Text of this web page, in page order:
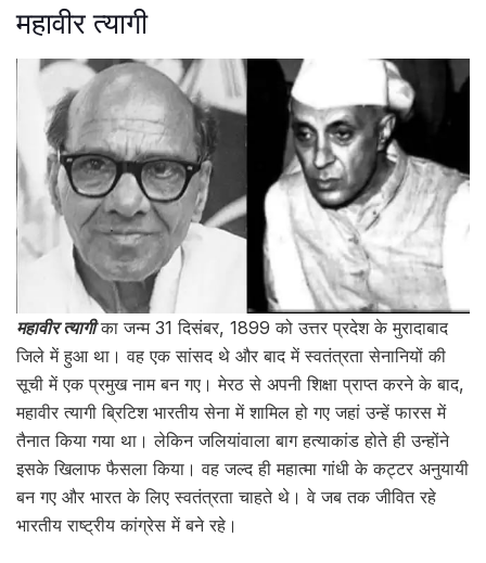
महावीर त्यागी
महावीर त्यागीका जन्म 31 दिसंबर, 1899 को उत्तर प्रदेश के मुरादाबाद
जिले में हुआ था। वह एक सांसद थे और बाद में स्वतंत्रता सेनानियों की
सूची में एक प्रमुख नाम बन गए। मेरठ से अपनी शिक्षा प्राप्त करने के बाद,
महावीर त्यागी ब्रिटिश भारतीय सेना में शामिल हो गए जहां उन्हें फारस में
तैनात किया गया था। लेकिन जलियांवाला बाग हत्याकांड होते ही उन्होंने
इसके खिलाफ फैसला किया। वह जल्द ही महात्मा गांधी के कट्टर अनुयायी
बन गए और भारत के लिए स्वतंत्रता चाहते थे। वे जब तक जीवित रहे
भारतीय राष्ट्रीय कांग्रेस में बने रहे।